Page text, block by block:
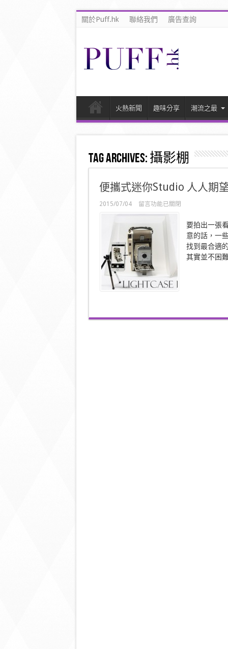
關於Puff.hk 聯絡我們 廣告查詢
火熱新聞 趣味分享 潮流之最
Tag Archives:攝影棚
便攜式迷你Studio 人人期
2015/07/04
在
〈便
式
迷
你
Studio
人
人
期
望
留言功能已關閉
要拍出一張
意的話，一
找到最合適
其實並不困